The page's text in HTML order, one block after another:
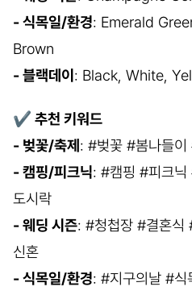
- 식목일/환경: Emerald
Brown
- 블랙데이: Black, White,
✔ 추천 키워드
- 벚꽃/축제: #벚꽃 #봄나들
- 캠핑/피크닉: #캠핑 #피크닉
도시락
- 웨딩 시즌: #청첩장 #결혼식
신혼
- 식목일/환경: #지구의날 #식